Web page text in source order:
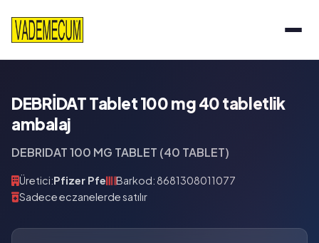
DEBRİDAT Tablet 100 mg 40 tabletlik
ambalaj
DEBRIDAT 100 MG TABLET (40 TABLET)
Üretici:Pfizer Pfe
Barkod: 8681308011077
Sadece eczanelerde satılır